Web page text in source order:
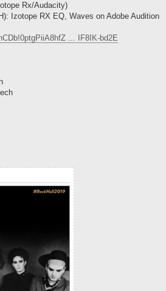
Rx/Audacity)
Izotope RX EQ, Waves on Adobe Audition
... IF8IK-bd2E